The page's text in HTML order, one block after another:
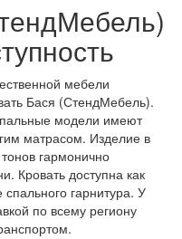
мебели
Бася (СтендМебель).
модели имеют
матрасом. Изделие в
гармонично
Кровать доступна как
гарнитура. У
по всему региону